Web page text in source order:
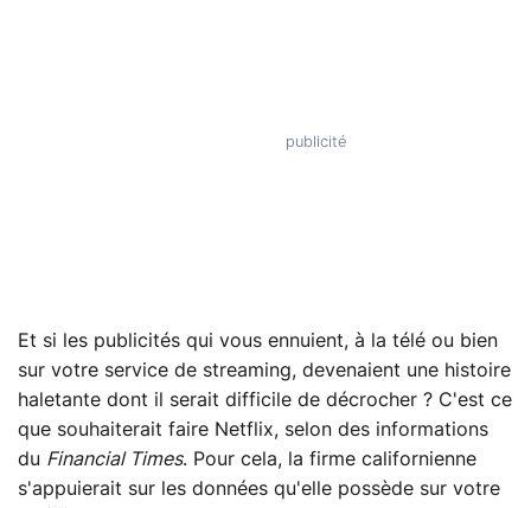
Et si les publicités qui vous ennuient, à la télé ou bien
sur votre service de streaming, devenaient une histoire
haletante dont il serait difficile de décrocher ? C'est ce
que souhaiterait faire Netflix, selon des informations
du Financial Times. Pour cela, la firme californienne
s'appuierait sur les données qu'elle possède sur votre